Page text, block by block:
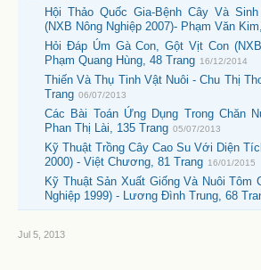
Hội Thảo Quốc Gia-Bệnh Cây Và
(NXB Nông Nghiệp 2007)- Phạm Văn
Hỏi Đáp Úm Gà Con, Gột Vịt Con
Phạm Quang Hùng, 48 Trang 16/12/2014
Thiến Và Thụ Tinh Vật Nuôi - Chu Thị
Trang 06/07/2013
Các Bài Toán Ứng Dụng Trong Chăn
Phan Thị Lài, 135 Trang 05/07/2013
Kỹ Thuật Trồng Cây Cao Su Với Diện
2000) - Việt Chương, 81 Trang 16/01/2015
Kỹ Thuật Sản Xuất Giống Và Nuôi Tôm
Nghiệp 1999) - Lương Đình Trung, 68
Jul 5, 2013